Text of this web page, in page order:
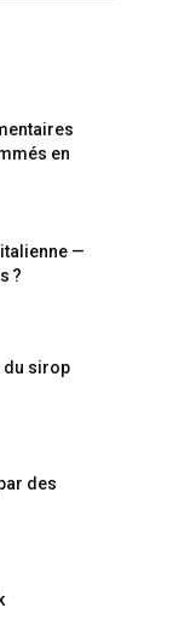
en
—
?
du sirop
des